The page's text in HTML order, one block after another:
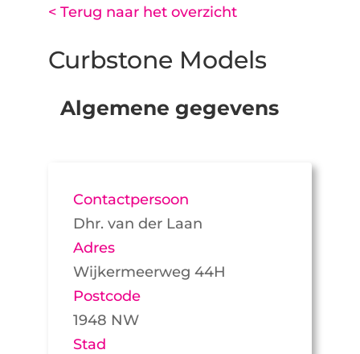
< Terug naar het overzicht
Curbstone Models
Algemene gegevens
Contactpersoon
Dhr. van der Laan
Adres
Wijkermeerweg 44H
Postcode
1948 NW
Stad